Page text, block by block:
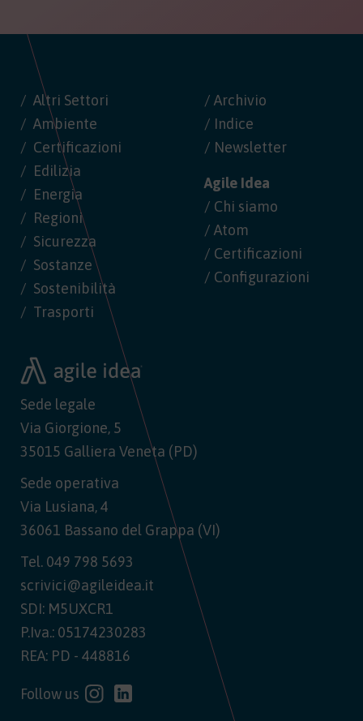
Altri Settori
Ambiente
Certificazioni
Edilizia
Energia
Regioni
Sicurezza
Sostanze
Sostenibilità
Trasporti
/ Archivio
/ Indice
/ Newsletter
Agile Idea
/ Chi siamo
/ Atom
/ Certificazioni
/ Configurazioni
Sede legale
Via Giorgione, 5
35015 Galliera Veneta (PD)
Sede operativa
Via Lusiana, 4
36061 Bassano del Grappa (VI)
Tel. 049 798 5693
scrivici@agileidea.it
SDI: M5UXCR1
P.Iva.: 05174230283
REA: PD - 448816
Follow us